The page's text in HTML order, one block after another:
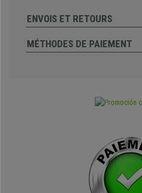
ENVOIS ET RETOURS
MÉTHODES DE PAIEMENT